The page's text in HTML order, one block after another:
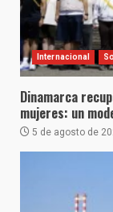
Internacional
Dinamarca
mujeres: un
5 de agosto de